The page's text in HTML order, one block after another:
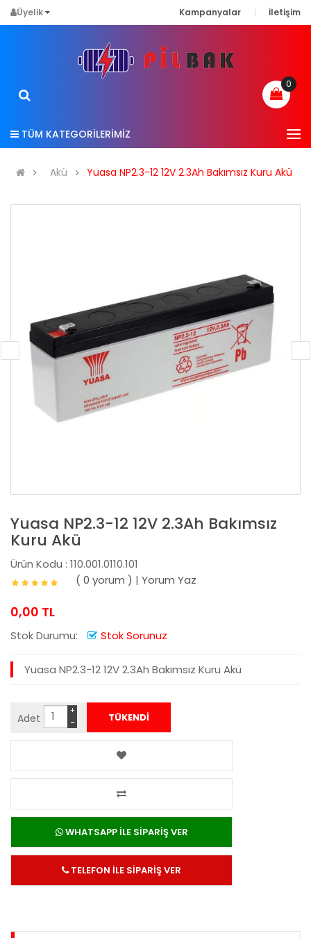
Üyelik Kampanyalar İletişim
0
TÜM KATEGORİLERİMİZ
Akü Yuasa NP2.3-12 12V 2.3Ah Bakımsız Kuru Akü
Yuasa NP2.3-12 12V 2.3Ah Bakımsız
Kuru Akü
Ürün Kodu : 110.001.0110.101
( 0 yorum ) | Yorum Yaz
0,00 TL
Stok Durumu: Stok Sorunuz
Yuasa NP2.3-12 12V 2.3Ah Bakımsız Kuru Akü
Adet −
+
WHATSAPP İLE SİPARİŞ VER
TELEFON İLE SİPARİŞ VER